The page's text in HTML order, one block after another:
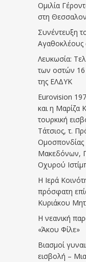
Ομιλία
στη
Συνέντευξη
Αγαθοκλέους
Λευκωσία:
των οστών 16
της ΕΛΔΥΚ
Eurovision
και η Μαρίζα
τουρκική
Τάτσιος, τ.
Ομοσπονδίας
Μακεδόνων,
Οχυρού
Η Ιερά
πρόσφατη
Κυριάκου
Η νεανική
«Άκου Φίλε»
Βιασμοί
εισβολή –